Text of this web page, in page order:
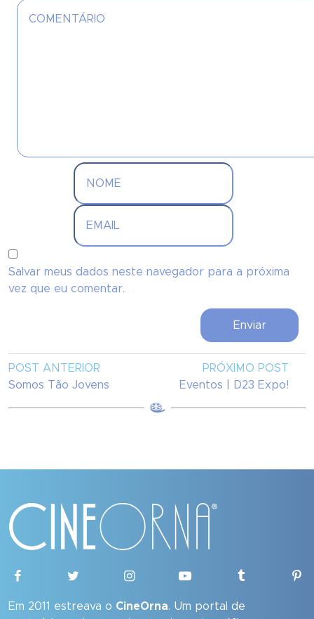
Salvar meus dados neste navegador para a próxima
vez que eu comentar.
POST ANTERIOR
Somos Tão Jovens
PRÓXIMO POST
Eventos | D23 Expo!
Em 2011 estreava o CineOrna. Um portal de